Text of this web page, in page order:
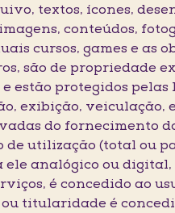
textos, ícones,
conteúdos,
cursos, games e as
são de propriedade
estão protegidos
exibição, veiculação,
do fornecimento
utilização (total ou
analógico ou
é concedido ao
titularidade é